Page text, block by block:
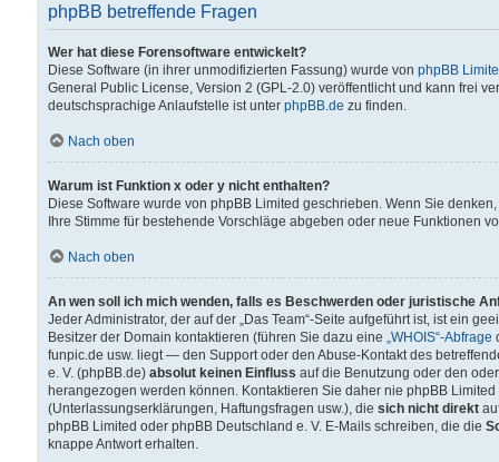
phpBB betreffende Fragen
Wer hat diese Forensoftware entwickelt?
Diese Software (in ihrer unmodifizierten Fassung) wurde von phpBB
General Public License, Version 2 (GPL-2.0) veröffentlicht und kann frei
deutschsprachige Anlaufstelle ist unter phpBB.de zu finden.
Nach oben
Warum ist Funktion x oder y nicht enthalten?
Diese Software wurde von phpBB Limited geschrieben. Wenn Sie
Ihre Stimme für bestehende Vorschläge abgeben oder neue Funktionen
Nach oben
An wen soll ich mich wenden, falls es Beschwerden oder juristische
Jeder Administrator, der auf der „Das Team“-Seite aufgeführt ist, ist ein
Besitzer der Domain kontaktieren (führen Sie dazu eine „WHOIS“-Abfrage
funpic.de usw. liegt — den Support oder den Abuse-Kontakt des
e. V. (phpBB.de) absolut keinen Einfluss auf die Benutzung oder den
herangezogen werden können. Kontaktieren Sie daher nie phpBB
(Unterlassungserklärungen, Haftungsfragen usw.), die sich nicht direkt
phpBB Limited oder phpBB Deutschland e. V. E-Mails schreiben, die die
knappe Antwort erhalten.